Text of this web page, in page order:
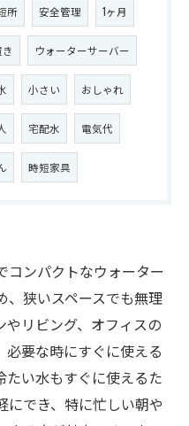
所 安全管理 1ヶ月
ウォーターサーバー
小さい おしゃれ
宅配水 電気代
時短家具
コンパクトなウォーター
、狭いスペースでも無理
やリビング、オフィスの
必要な時にすぐに使える
たい水もすぐに使えるた
にでき、特に忙しい朝や